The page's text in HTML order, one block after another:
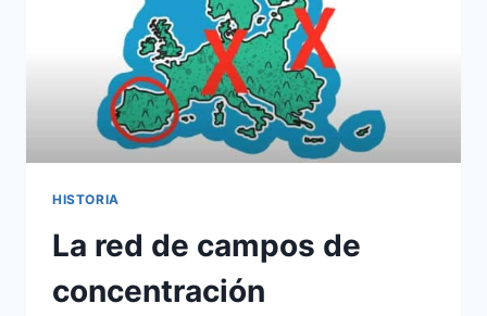
DE
AMANCIO
ORTEGA
Y
EL
IMPERIO
INDITEX
HISTORIA
La red de campos de
concentración